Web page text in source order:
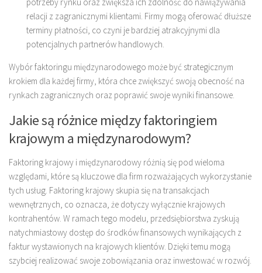
relacji z zagranicznymi klientami. Firmy mogą oferować dłuższe
terminy płatności, co czyni je bardziej atrakcyjnymi dla
potencjalnych partnerów handlowych.
Wybór faktoringu międzynarodowego może być strategicznym
krokiem dla każdej firmy, która chce zwiększyć swoją obecność na
rynkach zagranicznych oraz poprawić swoje wyniki finansowe.
Jakie są różnice między faktoringiem
krajowym a międzynarodowym?
Faktoring krajowy i międzynarodowy różnią się pod wieloma
względami, które są kluczowe dla firm rozważających wykorzystanie
tych usług. Faktoring krajowy skupia się na transakcjach
wewnętrznych, co oznacza, że dotyczy wyłącznie krajowych
kontrahentów. W ramach tego modelu, przedsiębiorstwa zyskują
natychmiastowy dostęp do środków finansowych wynikających z
faktur wystawionych na krajowych klientów. Dzięki temu mogą
szybciej realizować swoje zobowiązania oraz inwestować w rozwój.